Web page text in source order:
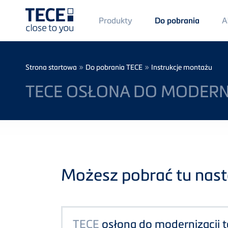
Main
Menü
1
Produkty Do pobrania
Breadcrumb
Strona startowa » Do pobrania TECE » Instrukcje montażu
TECE OSŁONA DO
Możesz pobrać tu
TECE osłona do modernizacji